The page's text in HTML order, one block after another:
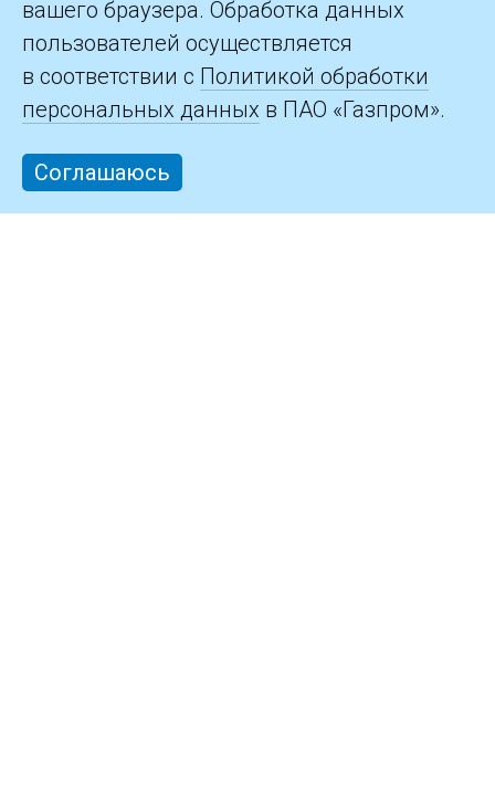
вашего браузера. Обработка данных
пользователей осуществляется
в соответствии с Политикой обработки
персональных данных в ПАО «Газпром».
Соглашаюсь